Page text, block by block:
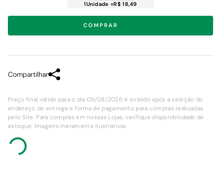
1Unidade =R$ 18,49
COMPRAR
Compartilhar
Preço final válido para o dia 09/08/2026 é exibido após a seleção do
endereço de entrega e forma de pagamento para compras realizadas
pelo Site. Para compras em nossas Lojas, verifique disponibilidade de
estoque. Imagens meramente ilustrativas